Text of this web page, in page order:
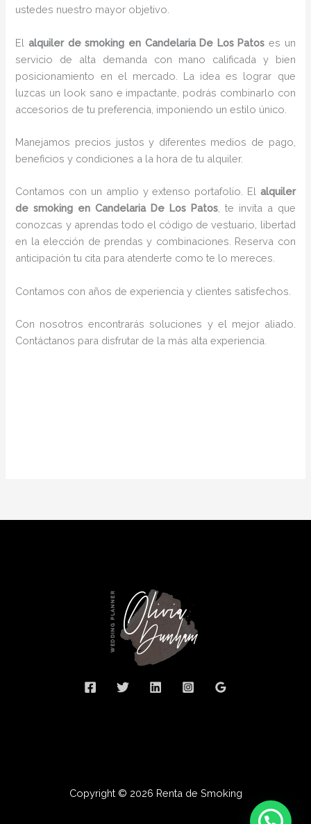
ustedes nuestro mayor objetivo.
Elalquiler de smoking en Candelaria De Los Patos es un
servicio de alta demanda con mano calificada y bien
posicionamiento en el mercado. La idea es lograr que
luzcas un look sano e impactante, podrás combinarlo con
accesorios de tu preferencia, imponiendo un estilo único.
Manejamos precios justos y diferentes medios de pago,
beneficios y condiciones a la hora de tu alquiler.
Contamos con un amplio y extenso portafolio. El alquiler
de smoking en Candelaria De Los Patos, te invita a que
conozcas y aprendas todo el código de vestuario, libertad
en la elección de prendas y combinaciones. Reserva con
anticipación tu cita para atenderte como te lo mereces.
Contamos con años de experiencia y clientes satisfechos.
Con nosotros encontrarás soluciones y el mejor aliado.
Contáctanos para disfrutar de la más alta experiencia.
Copyright © 2026 Renta de Smoking